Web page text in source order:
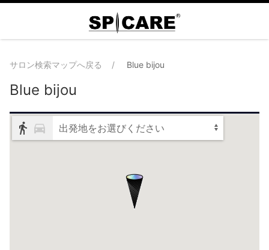
サロン検索マップへ戻る Blue bijou
Blue bijou
出発地をお選びください